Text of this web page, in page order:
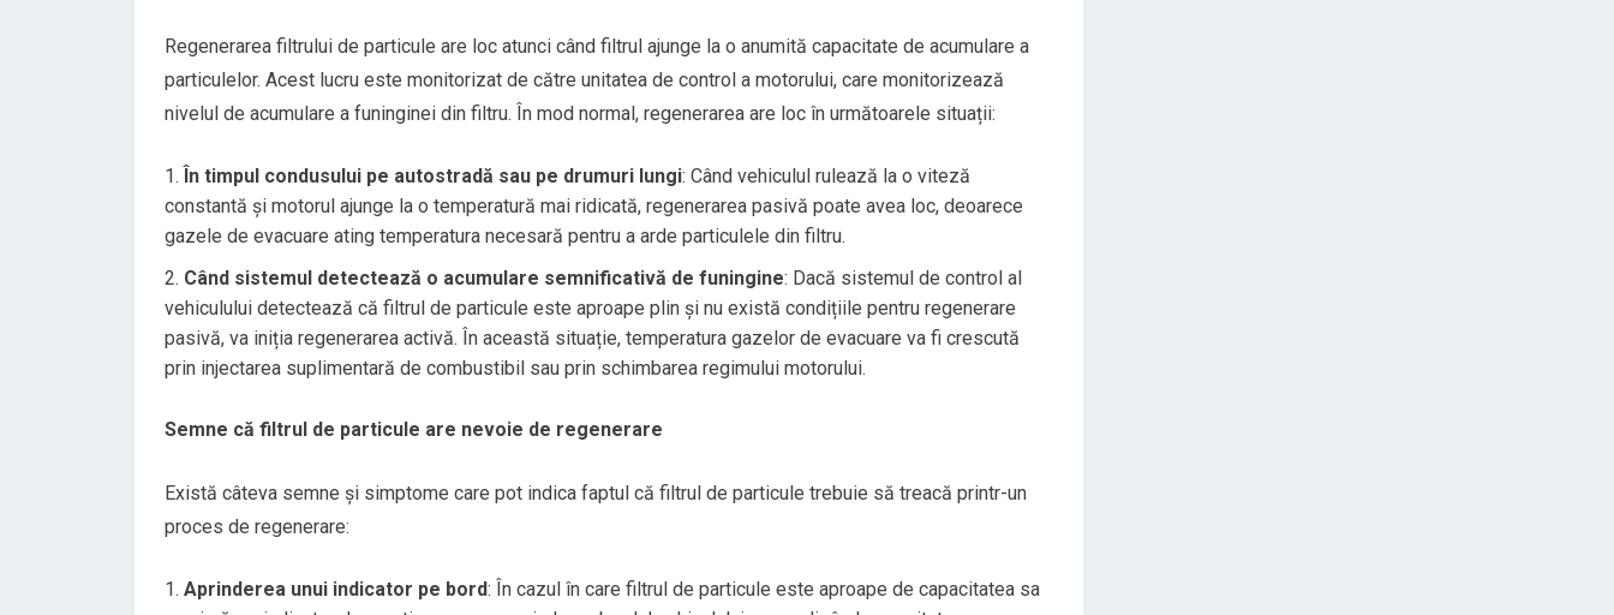
Regenerarea filtrului de particule are loc atunci când filtrul ajunge la o anumită capacitate de acumulare a
particulelor. Acest lucru este monitorizat de către unitatea de control a motorului, care monitorizează
nivelul de acumulare a funinginei din filtru. În mod normal, regenerarea are loc în următoarele situații:
În timpul condusului pe autostradă sau pe drumuri lungi: Când vehiculul rulează la o viteză
constantă și motorul ajunge la o temperatură mai ridicată, regenerarea pasivă poate avea loc, deoarece
gazele de evacuare ating temperatura necesară pentru a arde particulele din filtru.
Când sistemul detectează o acumulare semnificativă de funingine: Dacă sistemul de control al
vehiculului detectează că filtrul de particule este aproape plin și nu există condițiile pentru regenerare
pasivă, va iniția regenerarea activă. În această situație, temperatura gazelor de evacuare va fi crescută
prin injectarea suplimentară de combustibil sau prin schimbarea regimului motorului.
Semne că filtrul de particule are nevoie de regenerare
Există câteva semne și simptome care pot indica faptul că filtrul de particule trebuie să treacă printr-un
proces de regenerare:
Aprinderea unui indicator pe bord: În cazul în care filtrul de particule este aproape de capacitatea sa